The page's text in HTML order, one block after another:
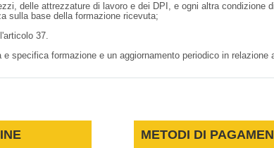
delle attrezzature di lavoro e dei DPI, e ogni altra condizione di
sulla base della formazione ricevuta;
37.
specifica formazione e un aggiornamento periodico in relazione
METODI DI